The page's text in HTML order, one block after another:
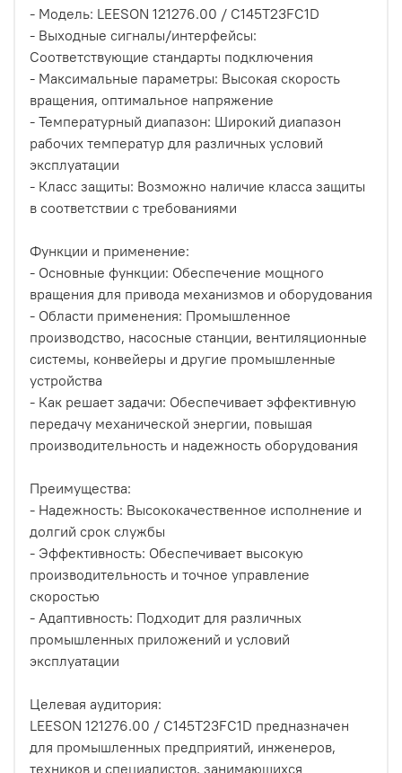
- Модель: LEESON 121276.00 / C145T23FC1D
- Выходные сигналы/интерфейсы:
Соответствующие стандарты подключения
- Максимальные параметры: Высокая скорость
вращения, оптимальное напряжение
- Температурный диапазон: Широкий диапазон
рабочих температур для различных условий
эксплуатации
- Класс защиты: Возможно наличие класса защиты
в соответствии с требованиями
Функции и применение:
- Основные функции: Обеспечение мощного
вращения для привода механизмов и оборудования
- Области применения: Промышленное
производство, насосные станции, вентиляционные
системы, конвейеры и другие промышленные
устройства
- Как решает задачи: Обеспечивает эффективную
передачу механической энергии, повышая
производительность и надежность оборудования
Преимущества:
- Надежность: Высококачественное исполнение и
долгий срок службы
- Эффективность: Обеспечивает высокую
производительность и точное управление
скоростью
- Адаптивность: Подходит для различных
промышленных приложений и условий
эксплуатации
Целевая аудитория:
LEESON 121276.00 / C145T23FC1D предназначен
для промышленных предприятий, инженеров,
техников и специалистов, занимающихся